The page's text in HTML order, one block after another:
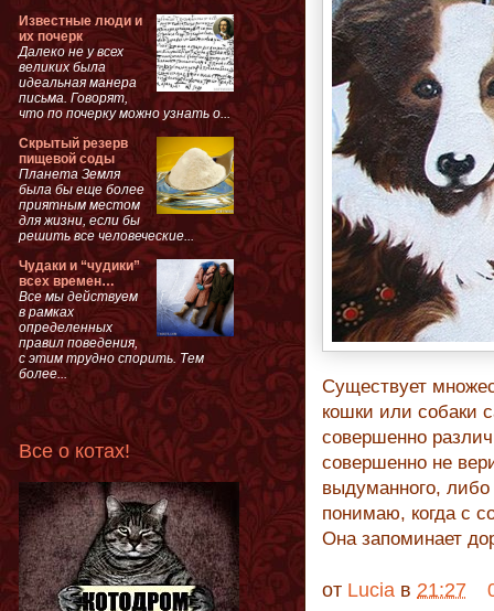
Существует
кошки или собаки
совершенно
совершенно не
выдуманного,
понимаю, когда с
Она запоминает
от Lucia в 21:27
Известные люди и
их почерк
Далеко не у всех
великих была
идеальная манера
письма. Говорят,
что по почерку можно узнать о...
Скрытый резерв
пищевой соды
Планета Земля
была бы еще более
приятным местом
для жизни, если бы
решить все человеческие...
Чудаки и “чудики”
всех времен…
Все мы действуем
в рамках
определенных
правил поведения,
с этим трудно спорить. Тем
более...
Все о котах!